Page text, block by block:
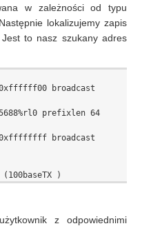
w zależności od typu
lokalizujemy zapis
to nasz szukany adres
broadcast
prefixlen 64
0xffffffff broadcast
z odpowiednimi